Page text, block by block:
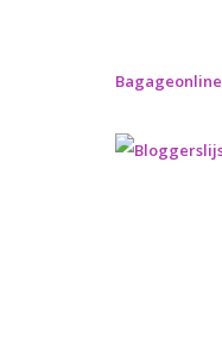
Bagageonline